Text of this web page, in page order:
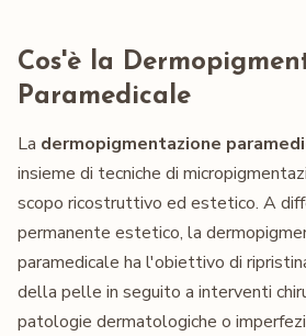
Cos'è la
Paramedicale
La dermopigmentazione
insieme di tecniche di
scopo ricostruttivo ed estetico. A
permanente estetico, la
paramedicale ha l'obiettivo di
della pelle in seguito a interventi
patologie dermatologiche o